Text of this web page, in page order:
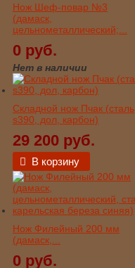
Нож Шеф-повар №3
(дамаск,
цельнометаллический;...
0 руб.
Нет в наличии
Складной нож Пчак (сталь
s390, дол, карбон)
29 200 руб.
В корзину
Нож Филейный 200 мм
(дамаск,...
0 руб.